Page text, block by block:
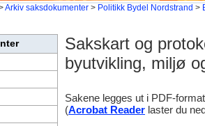
Arkiv saksdokumenter > Politikk Bydel Nordstrand >
Sakskart og
byutvikling, miljø
Sakene legges ut i PDF-
(Acrobat Reader laster du